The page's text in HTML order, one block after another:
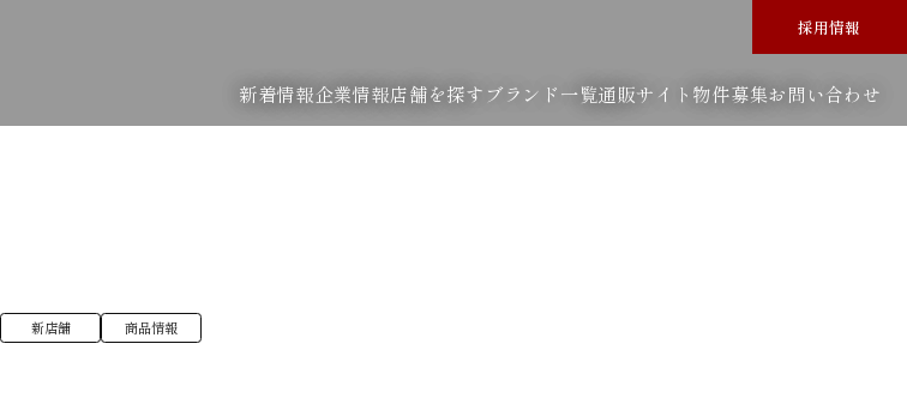
採用情報
新着情報企業情報店舗を探す ブランド一覧通販サイト 物件募集お問い合わせ
新店舗 商品情報